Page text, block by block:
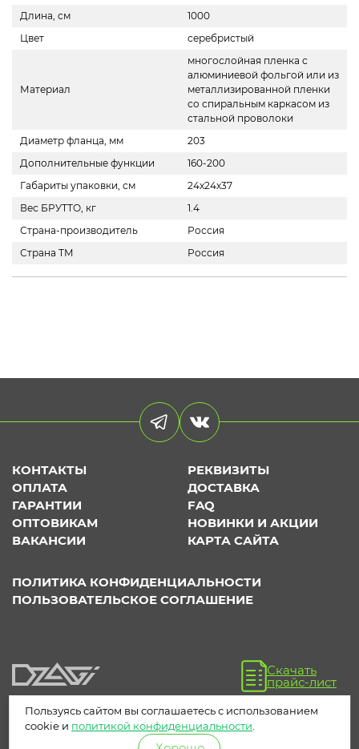
Длина, см
1000
Цвет
серебристый
Материал
многослойная пленка с
алюминиевой фольгой или из
металлизированной пленки
со спиральным каркасом из
стальной проволоки
Диаметр фланца, мм
203
Дополнительные функции
160-200
Габариты упаковки, см
24х24х37
Вес БРУТТО, кг
1.4
Страна-производитель
Россия
Страна ТМ
Россия
КОНТАКТЫ
РЕКВИЗИТЫ
ОПЛАТА
ДОСТАВКА
ГАРАНТИИ
FAQ
ОПТОВИКАМ
НОВИНКИ И АКЦИИ
ВАКАНСИИ
КАРТА САЙТА
ПОЛИТИКА КОНФИДЕНЦИАЛЬНОСТИ
ПОЛЬЗОВАТЕЛЬСКОЕ СОГЛАШЕНИЕ
Скачать
прайс-лист
Пользуясь сайтом вы соглашаетесь с использованием
cookie и политикой конфиденциальности